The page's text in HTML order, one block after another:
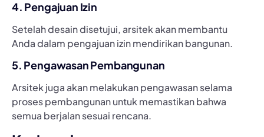
4. Pengajuan Izin
Setelah desain disetujui, arsitek akan membantu
Anda dalam pengajuan izin mendirikan bangunan.
5. Pengawasan Pembangunan
Arsitek juga akan melakukan pengawasan selama
proses pembangunan untuk memastikan bahwa
semua berjalan sesuai rencana.